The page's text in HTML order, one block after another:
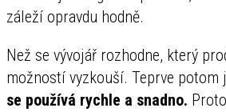
záleží opravdu hodně.
Než se vývojář rozhodne, který
možností vyzkouší. Teprve potom
se používá rychle a snadno.